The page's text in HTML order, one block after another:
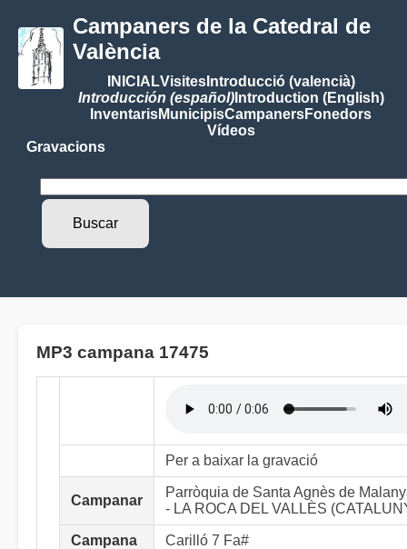
Campaners de la Catedral de
València
INICIALVisitesIntroducció (valencià)
Introducción (español)Introduction (English)
InventarisMunicipisCampanersFonedors
Vídeos
Gravacions
MP3 campana 17475
Per a baixar la gravació
Campanar
Parròquia de Santa Agnès de
- LA ROCA DEL VALLÈS
Campana Carilló 7 Fa#